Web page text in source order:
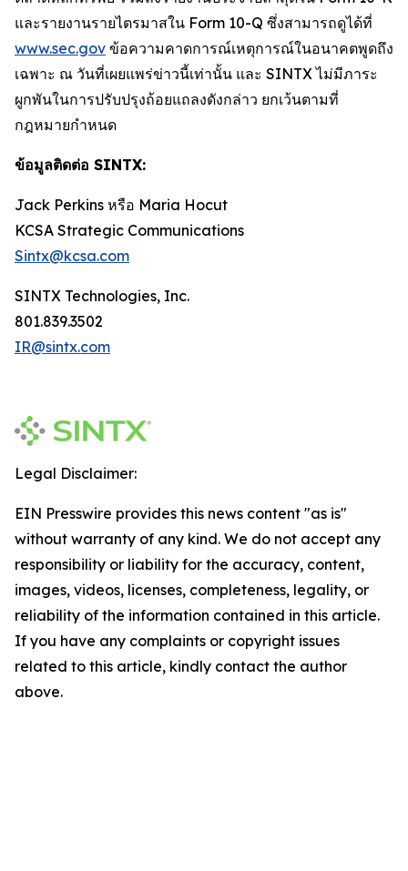
และรายงานรายไตรมาสใน Form 10-Q ซึ่งสามารถดูได้ที่
www.sec.gov ข้อความคาดการณ์เหตุการณ์ในอนาคตพูดถึง
เฉพาะ ณ วันที่เผยแพร่ข่าวนี้เท่านั้น และ SINTX ไม่มีภาระ
ผูกพันในการปรับปรุงถ้อยแถลงดังกล่าว ยกเว้นตามที่
กฎหมายกำหนด
ข้อมูลติดต่อ SINTX:
Jack Perkins หรือ Maria Hocut
KCSA Strategic Communications
Sintx@kcsa.com
SINTX Technologies, Inc.
801.839.3502
IR@sintx.com
Legal Disclaimer:
EIN Presswire provides this news content "as is"
without warranty of any kind. We do not accept any
responsibility or liability for the accuracy, content,
images, videos, licenses, completeness, legality, or
reliability of the information contained in this article.
If you have any complaints or copyright issues
related to this article, kindly contact the author
above.